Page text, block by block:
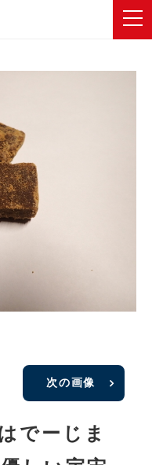
次の画像
でーじま